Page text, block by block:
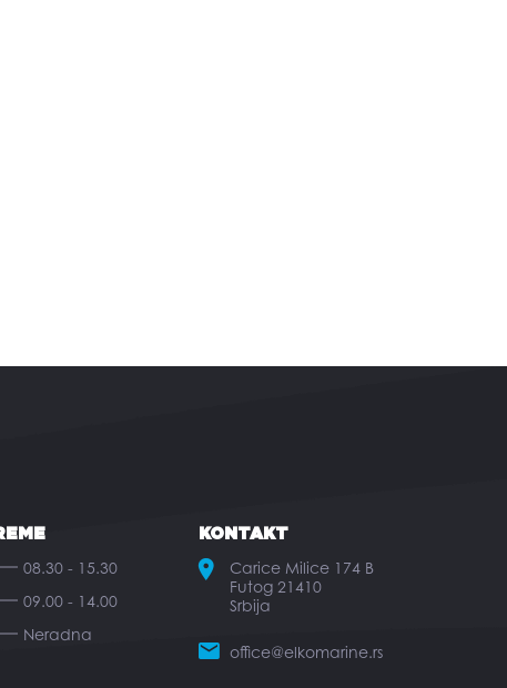
08.30 - 15.30
09.00 - 14.00
Neradna
KONTAKT
Carice Milice 174 B
Futog 21410
Srbija
office@elkomarine.rs